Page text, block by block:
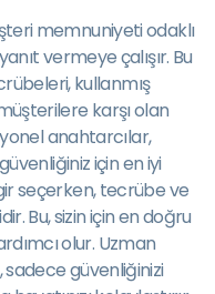
memnuniyeti odaklı
vermeye çalışır. Bu
kullanmış
karşı olan
anahtarcılar,
için en iyi
seçerken, tecrübe ve
Bu, sizin için en doğru
olur. Uzman
sadece güvenliğinizi